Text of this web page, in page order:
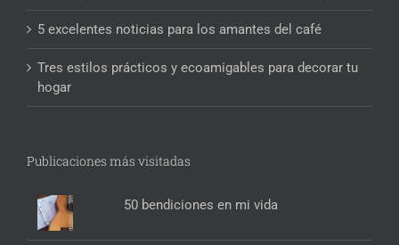
5 excelentes noticias para los amantes del café
Tres estilos prácticos y ecoamigables para decorar tu
hogar
Publicaciones más visitadas
50 bendiciones en mi vida